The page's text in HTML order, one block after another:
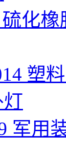
硫化
塑
军用